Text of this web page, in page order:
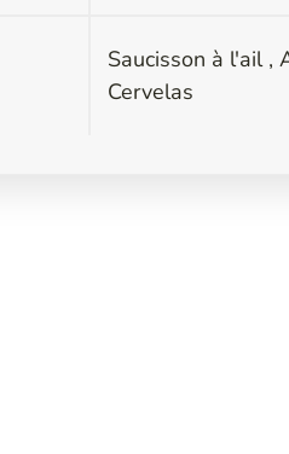
Saucisson à l'ail ,
Cervelas